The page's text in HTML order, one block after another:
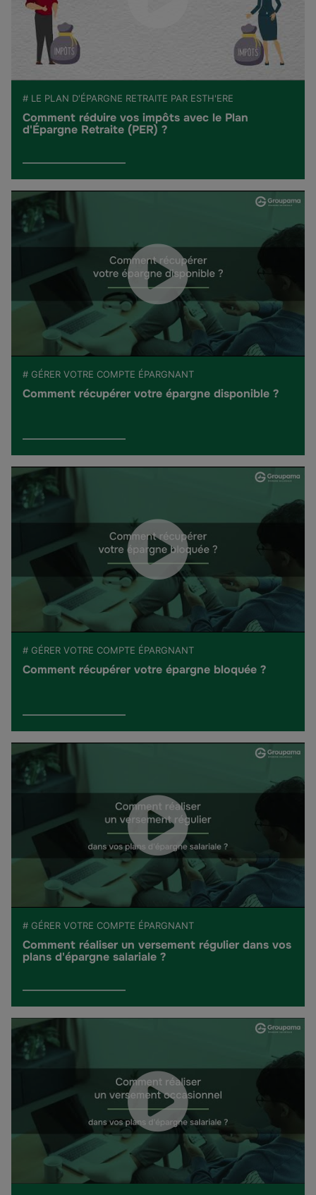
# LE PLAN D'ÉPARGNE RETRAITE PAR ESTH'ERE
Comment réduire vos impôts avec le Plan
d'Épargne Retraite (PER) ?
# GÉRER VOTRE COMPTE ÉPARGNANT
Comment récupérer votre épargne disponible ?
# GÉRER VOTRE COMPTE ÉPARGNANT
Comment récupérer votre épargne bloquée ?
# GÉRER VOTRE COMPTE ÉPARGNANT
Comment réaliser un versement régulier dans vos
plans d'épargne salariale ?